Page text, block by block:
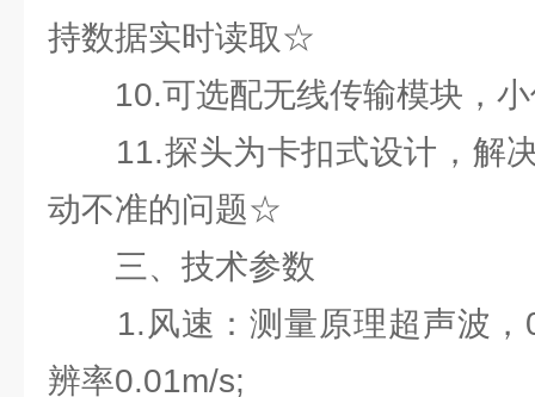
持数据实时读取☆
10.可选配无线传输模块，小
11.探头为卡扣式设计，解决
动不准的问题☆
三、技术参数
1.风速：测量原理超声波，0
辨率0.01m/s;